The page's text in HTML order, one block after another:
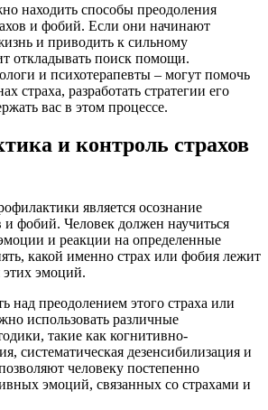
находить способы преодоления
и фобий. Если они начинают
и приводить к сильному
откладывать поиск помощи.
и психотерапевты – могут помочь
страха, разработать стратегии его
вас в этом процессе.
и контроль страхов
является осознание
и фобий. Человек должен научиться
и реакции на определенные
какой именно страх или фобия лежит
этих эмоций.
над преодолением этого страха или
использовать различные
такие как когнитивно-
систематическая дезенсибилизация и
человеку постепенно
эмоций, связанных со страхами и